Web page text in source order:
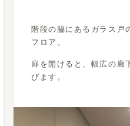
階段の脇にあるガラス戸
フロア。
扉を開けると、幅広の廊
びます。